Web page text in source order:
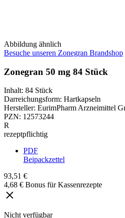
Abbildung ähnlich
Besuche unseren Zonegran Brandshop
Zonegran 50 mg 84 Stück
Inhalt: 84 Stück
Darreichungsform: Hartkapseln
Hersteller: EurimPharm Arzneimittel
PZN: 12573244
R
rezeptpflichtig
PDF
Beipackzettel
93,51 €
4,68 € Bonus für Kassenrezepte
Nicht verfügbar